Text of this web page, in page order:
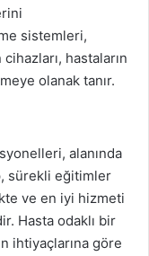
sistemleri,
hastaların
olanak tanır.
alanında
sürekli eğitimler
ve en iyi hizmeti
Hasta odaklı bir
ihtiyaçlarına göre